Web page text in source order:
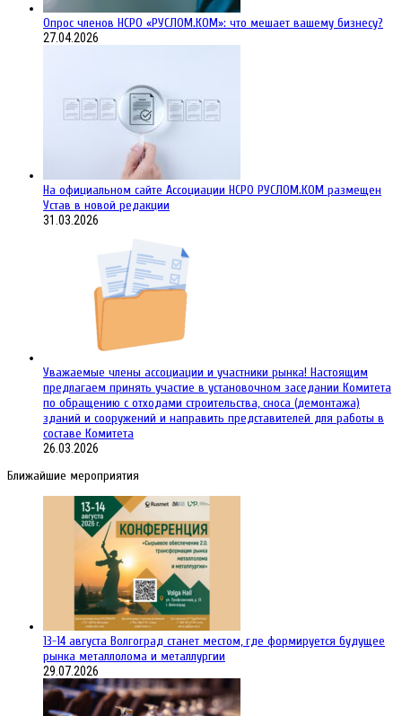
Опрос членов НСРО «РУСЛОМ.КОМ»: что мешает вашему бизнесу?
27.04.2026
На официальном сайте Ассоциации НСРО РУСЛОМ.КОM размещен
Устав в новой редакции
31.03.2026
Уважаемые члены ассоциации и участники рынка! Настоящим
предлагаем принять участие в установочном заседании Комитета
по обращению с отходами строительства, сноса (демонтажа)
зданий и сооружений и направить представителей для работы в
составе Комитета
26.03.2026
Ближайшие мероприятия
13-14 августа Волгоград станет местом, где формируется будущее
рынка металлолома и металлургии
29.07.2026